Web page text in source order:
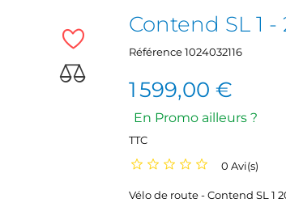
Contend SL 1
Référence1024032116
1 599,00 €
En Promo ailleurs ?
TTC
0 Avi(s)
Vélo de route - Contend SL 1